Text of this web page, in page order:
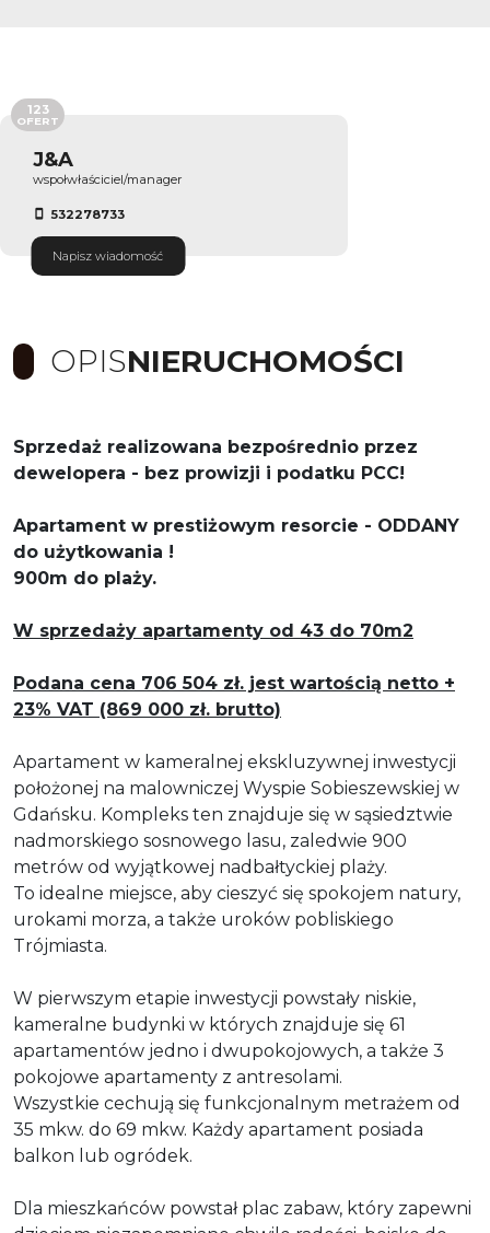
J&A
wspołwłaściciel/manager
532278733
Napisz wiadomość
123
OFERT
OPISNIERUCHOMOŚCI
Sprzedaż realizowana bezpośrednio przez
dewelopera - bez prowizji i podatku PCC!
Apartament w prestiżowym resorcie - ODDANY
do użytkowania !
900m do plaży.
W sprzedaży apartamenty od 43 do 70m2
Podana cena 706 504 zł. jest wartością netto +
23% VAT (869 000 zł. brutto)
Apartament w kameralnej ekskluzywnej inwestycji
położonej na malowniczej Wyspie Sobieszewskiej w
Gdańsku. Kompleks ten znajduje się w sąsiedztwie
nadmorskiego sosnowego lasu, zaledwie 900
metrów od wyjątkowej nadbałtyckiej plaży.
To idealne miejsce, aby cieszyć się spokojem natury,
urokami morza, a także uroków pobliskiego
Trójmiasta.
W pierwszym etapie inwestycji powstały niskie,
kameralne budynki w których znajduje się 61
apartamentów jedno i dwupokojowych, a także 3
pokojowe apartamenty z antresolami.
Wszystkie cechują się funkcjonalnym metrażem od
35 mkw. do 69 mkw. Każdy apartament posiada
balkon lub ogródek.
Dla mieszkańców powstał plac zabaw, który zapewni